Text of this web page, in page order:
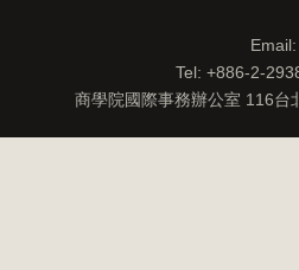
Tel: +886-2-
商學院國際事務辦公室 116台